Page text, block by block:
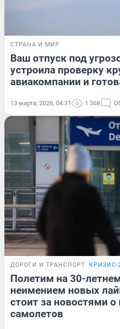
СТРАНА И МИР
Ваш отпуск под
устроила проверку
авиакомпании и
13 марта, 2026, 04:31 1 368
ДОРОГИ И ТРАНСПОРТ КРИЗИС-
Полетим на 30-
неимением новых
стоит за новостями о
самолетов